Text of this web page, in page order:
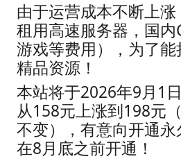
由于运营成本不断上
租用高速服务器，国
游戏等费用），为了
精品资源！
本站将于2026年9月1
从158元上涨到198元
不变），有意向开通
在8月底之前开通！